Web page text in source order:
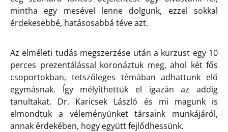
mintha egy mesével lenne dolgunk, ezzel sokkal
érdekesebbé, hatásosabbá téve azt.
Az elméleti tudás megszerzése után a kurzust egy 10
perces prezentálással koronáztuk meg, ahol két fős
csoportokban, tetszőleges témában adhattunk elő
egymásnak. Így mélyíthettük el igazán az addig
tanultakat. Dr. Karicsek László és mi magunk is
elmondtuk a véleményünket társaink munkájáról,
annak érdekében, hogy együtt fejlődhessünk.